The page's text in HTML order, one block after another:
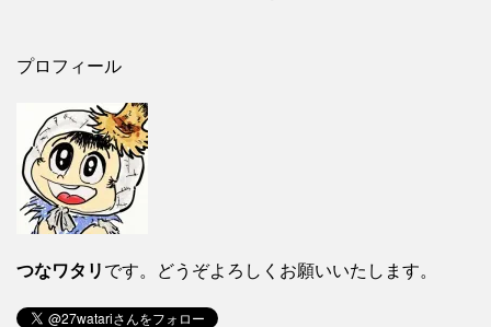
プロフィール
つなワタリ です。どうぞよろしくお願いいたします。